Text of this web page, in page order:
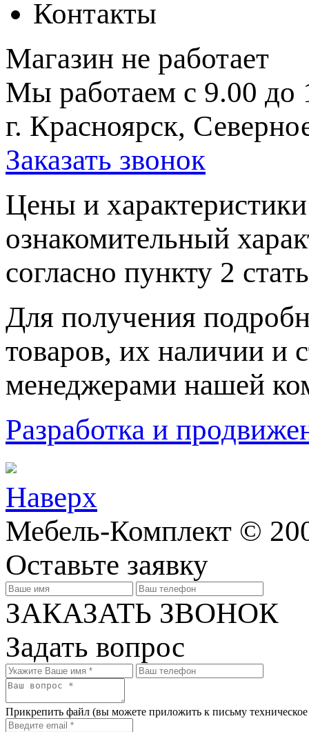
Контакты
Магазин не работает
Мы работаем с 9.00 до
г. Красноярск,
Заказать звонок
Цeны и
ознакомительный
согласно пункту 2
Для пoлучения
товaров, их нaличии и
менеджерами нашей
Разработка и
Наверх
Мебель-Комплект ©
Оставьте заявку
ЗАКАЗАТЬ ЗВОНОК
Задать вопрос
Прикрепить файл (вы можете приложить к письму